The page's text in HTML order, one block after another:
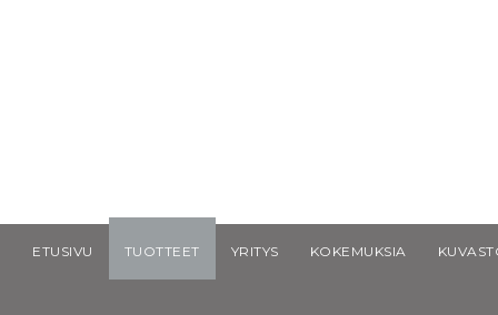
ETUSIVU TUOTTEET YRITYS KOKEMUKSIA